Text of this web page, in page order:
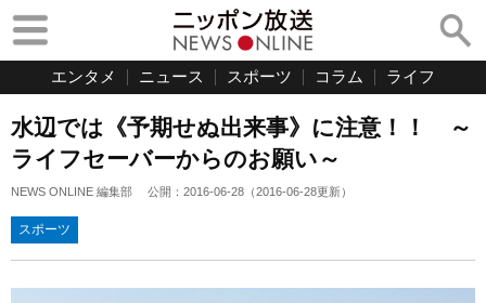
エンタメ ニュース スポーツ コラム ライフ
水辺では《予期せぬ出来事》に注意！！ ～
ライフセーバーからのお願い～
NEWS ONLINE 編集部 公開： 2016-06-28 （2016-06-28更新）
スポーツ